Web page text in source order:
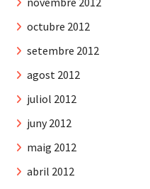
octubre 2012
setembre 2012
agost 2012
juliol 2012
juny 2012
maig 2012
abril 2012